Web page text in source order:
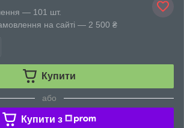
— 101 шт.
на сайті — 2 500 ₴
Купити
або
Купити з